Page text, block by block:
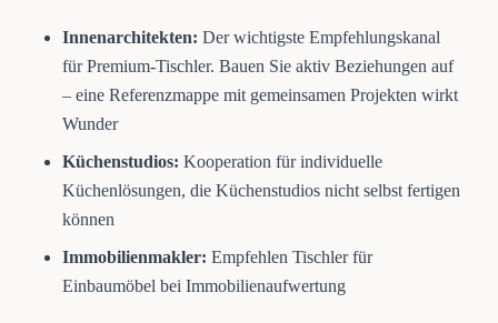
Innenarchitekten: Der wichtigste Empfehlungskanal
für Premium-Tischler. Bauen Sie aktiv Beziehungen auf
– eine Referenzmappe mit gemeinsamen Projekten wirkt
Wunder
Küchenstudios: Kooperation für individuelle
Küchenlösungen, die Küchenstudios nicht selbst fertigen
können
Immobilienmakler: Empfehlen Tischler für
Einbaumöbel bei Immobilienaufwertung